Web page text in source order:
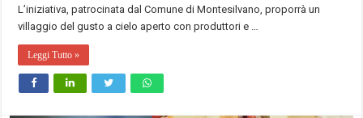
L’iniziativa, patrocinata dal Comune di Montesilvano, proporrà un
villaggio del gusto a cielo aperto con produttori e …
Leggi Tutto »